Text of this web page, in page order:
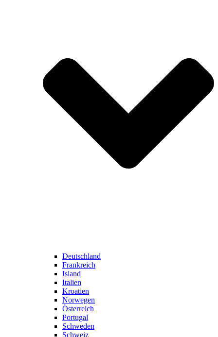
Deutschland
Frankreich
Island
Italien
Kroatien
Norwegen
Österreich
Portugal
Schweden
Schweiz